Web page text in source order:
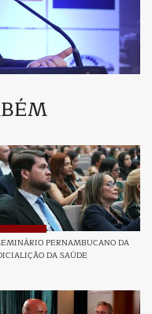
PERNAMBUCANO DA
DA SAÚDE